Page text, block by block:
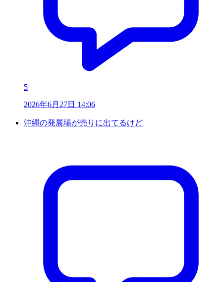
5
2026年6月27日 14:06
沖縄の発展場が売りに出てるけど